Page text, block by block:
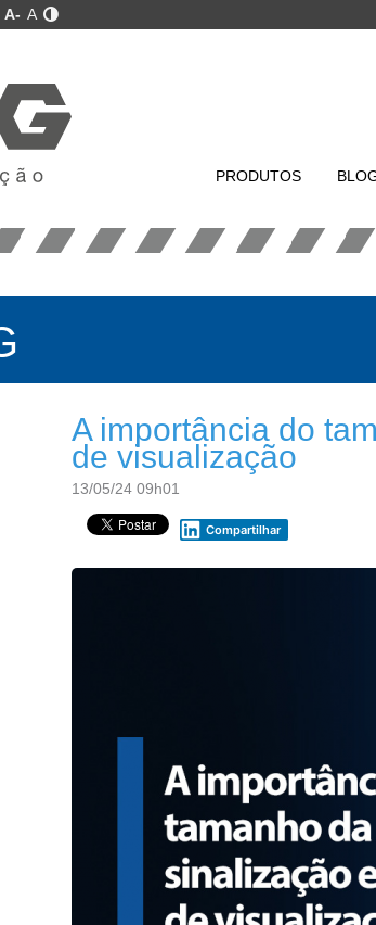
A- A
PRODUTOS
A importância do
de visualização
13/05/24 09h01
Compartilhar